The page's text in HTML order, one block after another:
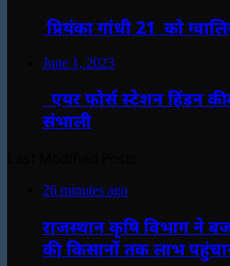
प्रियंका गांधी 21 को
June 1, 2023
एयर फोर्स स्टेशन हिंडन
संभाली
26 minutes ago
राजस्थान कृषि विभाग ने
की, किसानों तक लाभ